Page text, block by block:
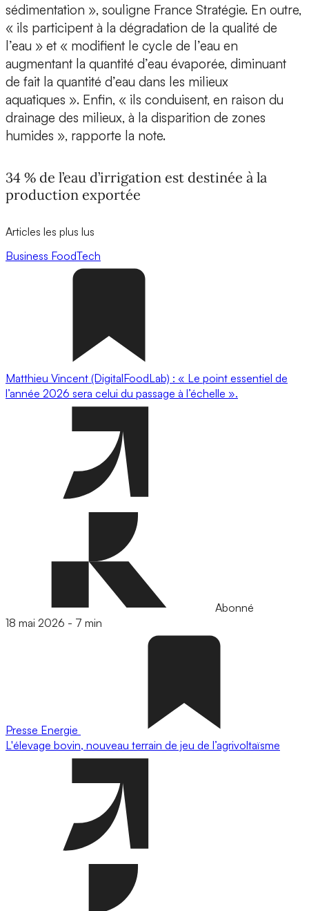
sédimentation », souligne France Stratégie. En outre,
« ils participent à la dégradation de la qualité de
l’eau » et « modifient le cycle de l’eau en
augmentant la quantité d’eau évaporée, diminuant
de fait la quantité d’eau dans les milieux
aquatiques ». Enfin, « ils conduisent, en raison du
drainage des milieux, à la disparition de zones
humides », rapporte la note.
34 % de l’eau d’irrigation est destinée à la
production exportée
Articles les plus lus
Business FoodTech
Matthieu Vincent (DigitalFoodLab) : « Le point essentiel de
l’année 2026 sera celui du passage à l’échelle ».
Abonné
18 mai 2026 - 7 min
Presse Energie
L'élevage bovin, nouveau terrain de jeu de l’agrivoltaïsme